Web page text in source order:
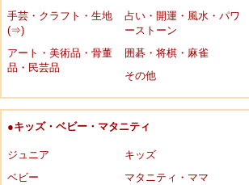
手芸・クラフト・生地
(⇒)
占い・開運・風水・パワ
ーストーン
アート・美術品・骨董
品・民芸品
囲碁・将棋・麻雀
その他
●キッズ・ベビー・マタニティ
ジュニア
キッズ
ベビー
マタニティ・ママ